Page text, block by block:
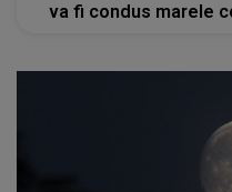
va fi condus marele